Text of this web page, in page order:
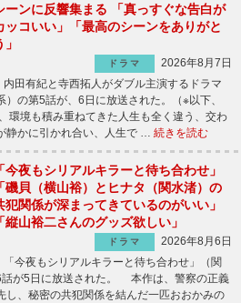
ーンに反響集まる 「真っすぐな告白が
ッコいい」「最高のシーンをありがと
」
ドラマ
2026年8月7日
内田有紀と寺西拓人がダブル主演するドラマ
）の第5話が、6日に放送された。（※以下、
境も積み重ねてきた人生も全く違う、交わ
静かに引かれ合い、人生で … 続きを読む
「今夜もシリアルキラーと待ち合わせ」
「磯貝（横山裕）とヒナタ（関水渚）の
犯関係が深まってきているのがいい」
「縦山裕二さんのグッズ欲しい」
ドラマ
2026年8月6日
「今夜もシリアルキラーと待ち合わせ」（関
話が5日に放送された。 本作は、警察の正義
し、秘密の共犯関係を結んだ一匹おおかみの